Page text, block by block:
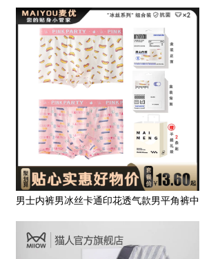
季薄款纯棉裆四角短裤头
男士内裤男冰丝卡通印花透气款男平角裤中
腰抗菌运动舒适无痕裤衩